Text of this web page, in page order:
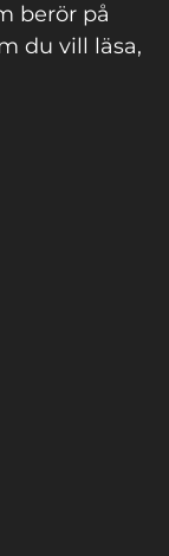
berör på
du vill läsa,